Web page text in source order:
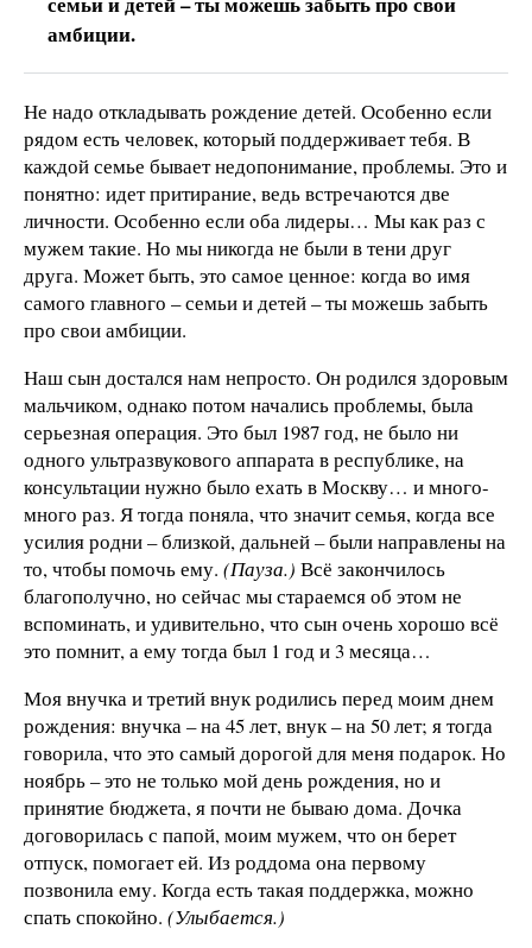
амбиции.
Не надо откладывать рождение детей. Особенно если
рядом есть человек, который поддерживает тебя. В
каждой семье бывает недопонимание, проблемы. Это и
понятно: идет притирание, ведь встречаются две
личности. Особенно если оба лидеры… Мы как раз с
мужем такие. Но мы никогда не были в тени друг
друга. Может быть, это самое ценное: когда во имя
самого главного – семьи и детей – ты можешь забыть
про свои амбиции.
Наш сын достался нам непросто. Он родился здоровым
мальчиком, однако потом начались проблемы, была
серьезная операция. Это был 1987 год, не было ни
одного ультразвукового аппарата в республике, на
консультации нужно было ехать в Москву… и много-
много раз. Я тогда поняла, что значит семья, когда все
усилия родни – близкой, дальней – были направлены на
то, чтобы помочь ему. (Пауза.) Всё закончилось
благополучно, но сейчас мы стараемся об этом не
вспоминать, и удивительно, что сын очень хорошо всё
это помнит, а ему тогда был 1 год и 3 месяца…
Моя внучка и третий внук родились перед моим днем
рождения: внучка – на 45 лет, внук – на 50 лет; я тогда
говорила, что это самый дорогой для меня подарок. Но
ноябрь – это не только мой день рождения, но и
принятие бюджета, я почти не бываю дома. Дочка
договорилась с папой, моим мужем, что он берет
отпуск, помогает ей. Из роддома она первому
позвонила ему. Когда есть такая поддержка, можно
спать спокойно. (Улыбается.)